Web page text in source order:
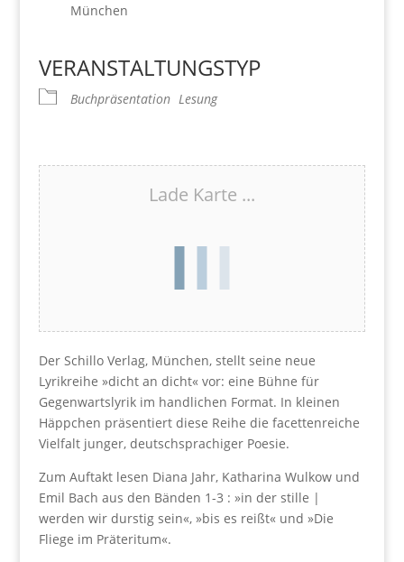
München
VERANSTALTUNGSTYP
Buchpräsentation Lesung
Lade Karte ...
Der Schillo Verlag, München, stellt seine neue
Lyrikreihe »dicht an dicht« vor: eine Bühne für
Gegenwartslyrik im handlichen Format. In kleinen
Häppchen präsentiert diese Reihe die facettenreiche
Vielfalt junger, deutschsprachiger Poesie.
Zum Auftakt lesen Diana Jahr, Katharina Wulkow und
Emil Bach aus den Bänden 1-3 : »in der stille |
werden wir durstig sein«, »bis es reißt« und »Die
Fliege im Präteritum«.